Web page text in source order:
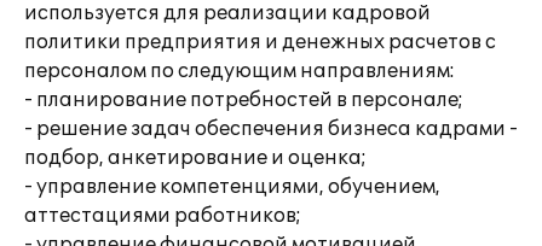
используется для реализации кадровой
политики предприятия и денежных расчетов с
персоналом по следующим направлениям:
- планирование потребностей в персонале;
- решение задач обеспечения бизнеса кадрами -
подбор, анкетирование и оценка;
- управление компетенциями, обучением,
аттестациями работников;